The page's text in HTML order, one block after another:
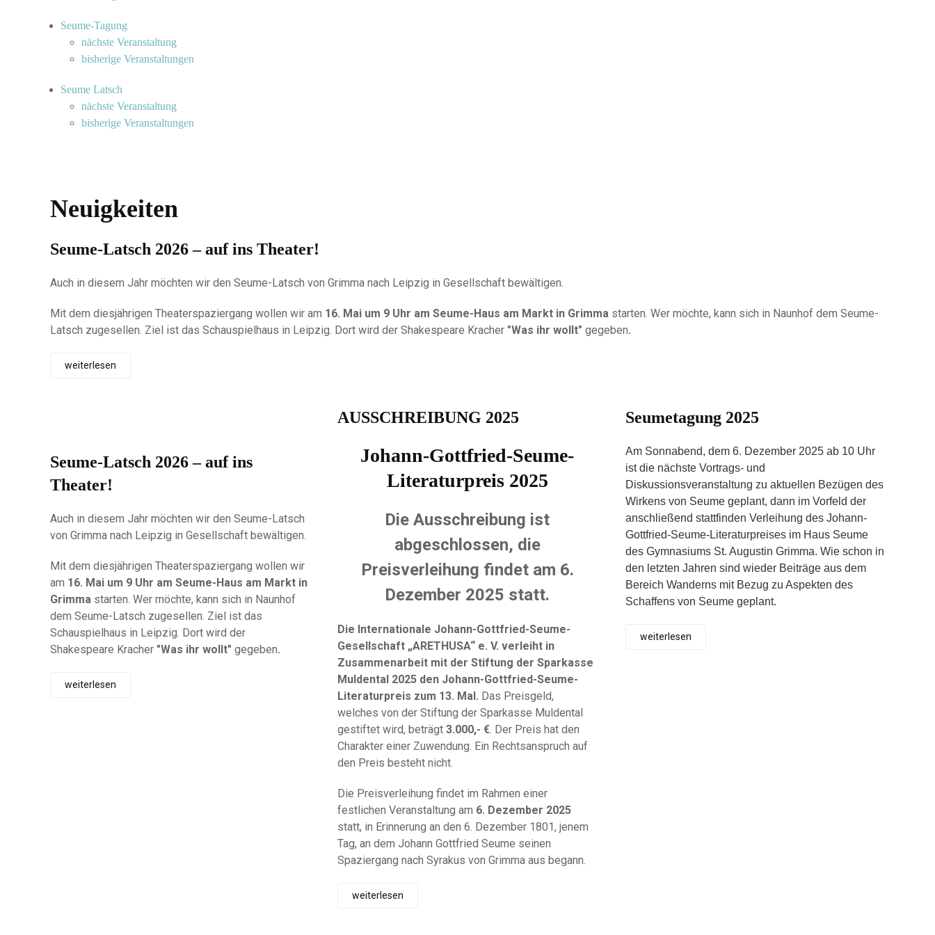
Seume-Tagung
nächste Veranstaltung
bisherige Veranstaltungen
Seume Latsch
nächste Veranstaltung
bisherige Veranstaltungen
Neuigkeiten
Seume-Latsch 2026 – auf ins Theater!
Auch in diesem Jahr möchten wir den Seume-Latsch von Grimma nach Leipzig in Gesellschaft bewältigen.
Mit dem diesjährigen Theaterspaziergang wollen wir am 16. Mai um 9 Uhr am Seume-Haus am Markt in Grimma starten. Wer möchte, kann sich in Naunhof dem Seume-
Latsch zugesellen. Ziel ist das Schauspielhaus in Leipzig. Dort wird der Shakespeare Kracher "Was ihr wollt" gegeben.
weiterlesen
Seume-Latsch 2026 – auf ins
Theater!
Auch in diesem Jahr möchten wir den Seume-Latsch
von Grimma nach Leipzig in Gesellschaft bewältigen.
Mit dem diesjährigen Theaterspaziergang wollen wir
am 16. Mai um 9 Uhr am Seume-Haus am Markt in
Grimma starten. Wer möchte, kann sich in Naunhof
dem Seume-Latsch zugesellen. Ziel ist das
Schauspielhaus in Leipzig. Dort wird der
Shakespeare Kracher "Was ihr wollt" gegeben.
weiterlesen
AUSSCHREIBUNG 2025
Johann-Gottfried-Seume-
Literaturpreis 2025
Die Ausschreibung ist
abgeschlossen, die
Preisverleihung findet am 6.
Dezember 2025 statt.
Die Internationale Johann-Gottfried-Seume-
Gesellschaft „ARETHUSA“ e. V. verleiht in
Zusammenarbeit mit der Stiftung der Sparkasse
Muldental 2025 den Johann-Gottfried-Seume-
Literaturpreis zum 13. Mal. Das Preisgeld,
welches von der Stiftung der Sparkasse Muldental
gestiftet wird, beträgt3.000,- €. Der Preis hat den
Charakter einer Zuwendung. Ein Rechtsanspruch auf
den Preis besteht nicht.
Die Preisverleihung findet im Rahmen einer
festlichen Veranstaltung am 6. Dezember 2025
statt, in Erinnerung an den 6. Dezember 1801, jenem
Tag, an dem Johann Gottfried Seume seinen
Spaziergang nach Syrakus von Grimma aus begann.
weiterlesen
Seumetagung 2025
Am Sonnabend, dem 6. Dezember 2025 ab 10 Uhr
ist die nächste Vortrags- und
Diskussionsveranstaltung zu aktuellen Bezügen des
Wirkens von Seume geplant, dann im Vorfeld der
anschließend stattfinden Verleihung des Johann-
Gottfried-Seume-Literaturpreises im Haus Seume
des Gymnasiums St. Augustin Grimma. Wie schon in
den letzten Jahren sind wieder Beiträge aus dem
Bereich Wanderns mit Bezug zu Aspekten des
Schaffens von Seume geplant.
weiterlesen